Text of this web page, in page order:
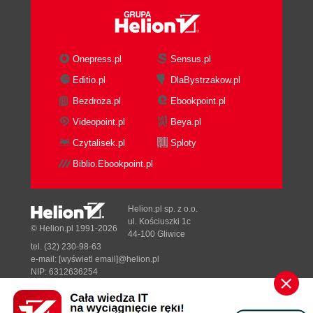
Fałszowanie procesorów (114)
Obudowy SEC i SEP (117)
Typy gniazd procesorów (119)
Podstawka ZIF (Zero Insertion Force) (120)
Gniazdo Socket 1 (120)
Gniazdo Socket 2 (121)
Gniazdo Socket 3 (122)
Gniazdo Socket 5 (124)
Gniazdo Socket 6 (124)
Gniazdo Socket 7 i Super7 (125)
Gniazdo Socket 8 (126)
Gniazdo Socket 370 (PGA-370) (126)
Gniazdo Socket 423 (128)
Gniazdo Socket 478 (129)
Gniazdo Socket 603 (131)
Onepress.pl
Sensus.pl
Editio.pl
DlaBystrzakow.pl
Bezdroza.pl
Ebookpoint.pl
Videopoint.pl
Beya.pl
Czytalisek.pl
Sploty
Biblio.Ebookpoint.pl
Designed with ♥ byTonik.pl
© Helion.pl 1991-2026
Helion.pl sp. z o.o.
ul. Kościuszki 1c
44-100 Gliwice
tel. (32) 230-98-63
e-mail: [wyświetl email]@helion.pl
NIP: 6312636254